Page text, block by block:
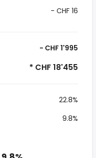
- CHF 16
- CHF 1'995
* CHF 18'455
22.8%
9.8%